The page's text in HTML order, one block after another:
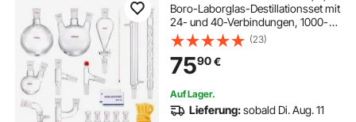
Boro-Laborglas-Destillationsset mit
24- und 40-Verbindungen, 1000-
ml-Destillationsgeräte-Set für
Ätherische Öle, 29-teiliges Set mit
Glaswaren
(23)
7590€
Auf Lager.
Lieferung:sobald Di. Aug. 11